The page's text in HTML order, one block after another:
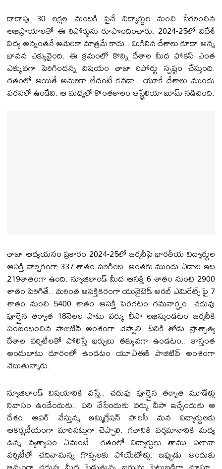
దాదాపు 30 లక్షల మందికి పైనే విద్యార్థుల నుంచి సేకరించిన
అభిప్రాయాలతో ఈ రిపోర్టును రూపొందించారు. 2024-25లో విదేశీ
విద్య అన్నంతనే అమెరికా మాత్రమే కాదు.. మిగిలిన దేశాలు కూడా అన్న
భావన ఎక్కువైంది. ఈ క్రమంలో కొన్ని దేశాల మీద ఫోకస్ ఎంత
ఎక్కువగా పెరిగిందన్న విషయం తాజా రిపోర్టు స్పష్టం చేస్తుంది.
గతంలో అయితే అమెరికా లేదంటే కెనడా.. యూకే దేశాలు ముందు
వరసలో ఉండేవి. ఆ మధ్యలో కొంతకాలం ఆస్ట్రేలియా బూమ్ నడిచింది.
తాజా ఆధ్యయనం ప్రకారం 2024-25లో జర్మనీపై భారతీయ విద్యార్థుల
ఆసక్తి వార్షికంగా 337 శాతం పెరిగింది. అంతకు ముందు ఏడాది ఇది
219శాతంగా ఉంది. న్యూజిలాండ్ మీద ఆసక్తి 6 శాతం నుంచి 2900
శాతం పెరిగితే.. మరింత ఆసక్తికరంగా యునైటెడ్ అరబ్ ఎమిరేట్స్ పై 7
శాతం నుంచి 5400 శాతం ఆసక్తి పెరగటం గమనార్హం. చదువు
పూర్తైన తర్వాత 18నెలల పాటు వర్కు వీసా లభిస్తుండటం జర్మనీకి
సంబంధించిన పాజిటివ్ అంశంగా చెప్పాలి. దీనికి తోడు ప్రాశ్చాత్య
దేశాల వర్సిటీలతో పోలిస్తే ఖర్చులు తక్కువగా ఉండటం.. కాస్తంత
అందుబాటు దూరంలో ఉండటం యూఏఈకి పాజిటివ్ అంశంగా
చెబుతున్నారు.
న్యూజిలాండ్ విషయానికి వస్తే.. చదువు పూర్తైన తర్వాత మూడేళ్లు
నివాసం ఉండేందుకు.. పని చేసేందుకు వర్కు వీసా ఇచ్చేందుకు ఆ
దేశం ఆఫర్ చేస్తున్న ఇమ్మిగ్రేషన్ పాలసీ మన విద్యార్థులకు
ఆకర్షణీయంగా మారినట్లుగా చెప్పాలి. గతానికి వర్తమానానికి మధ్య
ఉన్న వ్యత్యాసం ఏమంటే.. గతంలో విద్యార్థులు తాము ఫలానా
వర్సిటీలో చదివామన్న గొప్పలకు పోయేటోళ్లు. ఇప్పుడు అందుకు